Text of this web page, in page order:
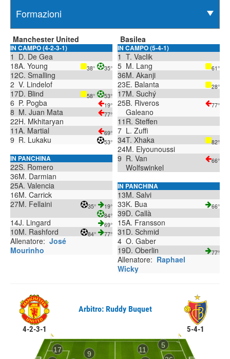
Manchester United
IN CAMPO (4-2-3-1)
1 D. De Gea
18A. Young 38° 35°
12C. Smalling
2 V. Lindelof
17D. Blind 58° 53°
6 P. Pogba 19°
8 M. Juan Mata 77°
22H. Mkhitaryan
11A. Martial 69°
9 R. Lukaku 53°
IN PANCHINA
22S. Romero
36M. Darmian
25A. Valencia
16M. Carrick
27M. Fellaini 35°
19°
84°
14J. Lingard 69°
10M. Rashford 84° 77°
Allenatore: José
Mourinho
Basilea
IN CAMPO (5-4-1)
1 T. Vaclik
5 M. Lang 61°
36M. Akanji
23E. Balanta 28°
17M. Suchý
25B. Riveros
Galeano
77°
11 R. Steffen
7 L. Zuffi
34T. Xhaka 82°
24M. Elyounoussi
9 R. Van
Wolfswinkel
66°
IN PANCHINA
13M. Salvi
33K. Bua 66°
39D. Callà
15A. Fransson
31 D. Schmid
4 O. Gaber
19D. Oberlin 77°
Allenatore: Raphael
Wicky
4-2-3-1
Arbitro: Ruddy Buquet
5-4-1
5
17 11
9